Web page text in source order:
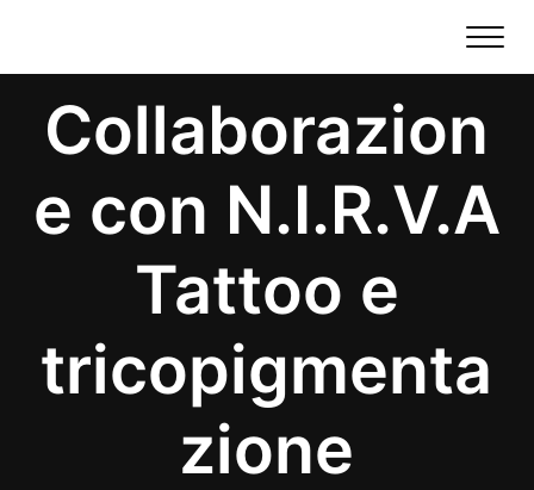
Andrea Hair Stylist
Salone Parrucchiere a Lodi
Collaborazion
e con N.I.R.V.A
Tattoo e
tricopigmenta
zione